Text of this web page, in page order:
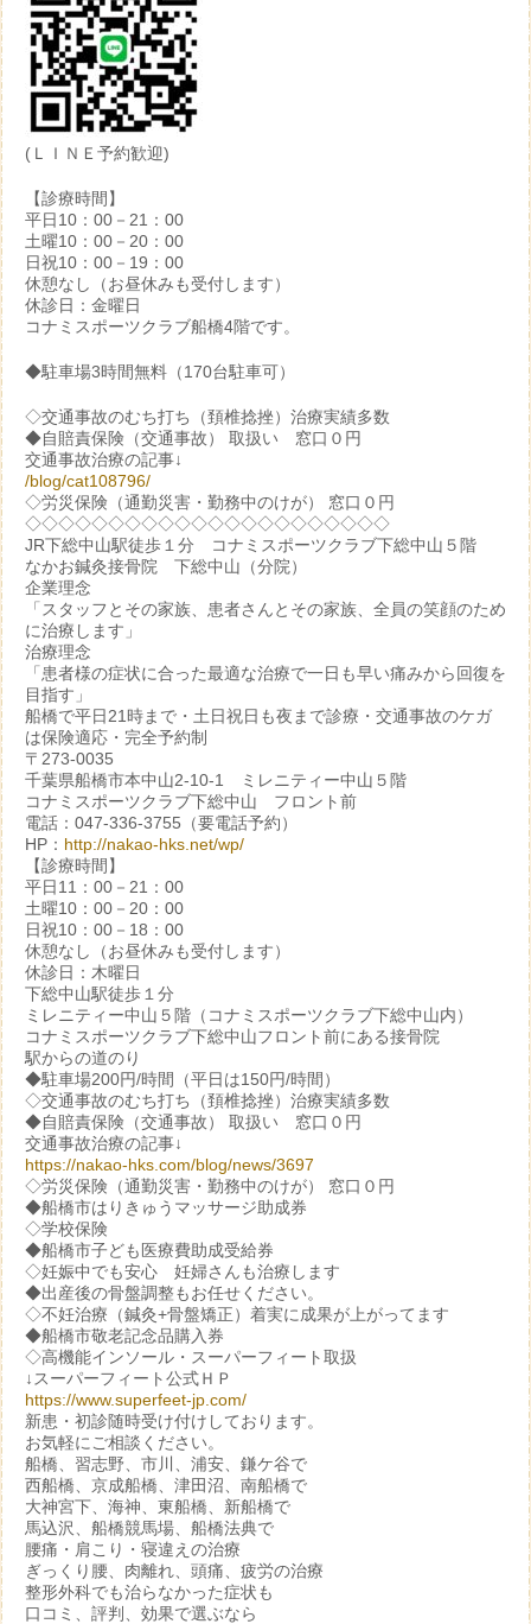
(ＬＩＮＥ予約歓迎)
【診療時間】
平日10：00－21：00
土曜10：00－20：00
日祝10：00－19：00
休憩なし（お昼休みも受付します）
休診日：金曜日
コナミスポーツクラブ船橋4階です。
◆駐車場3時間無料（170台駐車可）
◇交通事故のむち打ち（頚椎捻挫）治療実績多数
◆自賠責保険（交通事故） 取扱い 窓口０円
交通事故治療の記事↓
/blog/cat108796/
◇労災保険（通勤災害・勤務中のけが） 窓口０円
◇◇◇◇◇◇◇◇◇◇◇◇◇◇◇◇◇◇◇◇◇◇
JR下総中山駅徒歩１分 コナミスポーツクラブ下総中山５階
なかお鍼灸接骨院 下総中山（分院）
企業理念
「スタッフとその家族、患者さんとその家族、全員の笑顔のため
に治療します」
治療理念
「患者様の症状に合った最適な治療で一日も早い痛みから回復を
目指す」
船橋で平日21時まで・土日祝日も夜まで診療・交通事故のケガ
は保険適応・完全予約制
〒273-0035
千葉県船橋市本中山2-10-1 ミレニティー中山５階
コナミスポーツクラブ下総中山 フロント前
電話：047-336-3755（要電話予約）
HP： http://nakao-hks.net/wp/
【診療時間】
平日11：00－21：00
土曜10：00－20：00
日祝10：00－18：00
休憩なし（お昼休みも受付します）
休診日：木曜日
下総中山駅徒歩１分
ミレニティー中山５階（コナミスポーツクラブ下総中山内）
コナミスポーツクラブ下総中山フロント前にある接骨院
駅からの道のり
◆駐車場200円/時間（平日は150円/時間）
◇交通事故のむち打ち（頚椎捻挫）治療実績多数
◆自賠責保険（交通事故） 取扱い 窓口０円
交通事故治療の記事↓
https://nakao-hks.com/blog/news/3697
◇労災保険（通勤災害・勤務中のけが） 窓口０円
◆船橋市はりきゅうマッサージ助成券
◇学校保険
◆船橋市子ども医療費助成受給券
◇妊娠中でも安心 妊婦さんも治療します
◆出産後の骨盤調整もお任せください。
◇不妊治療（鍼灸+骨盤矯正）着実に成果が上がってます
◆船橋市敬老記念品購入券
◇高機能インソール・スーパーフィート取扱
↓スーパーフィート公式ＨＰ
https://www.superfeet-jp.com/
新患・初診随時受け付けしております。
お気軽にご相談ください。
船橋、習志野、市川、浦安、鎌ケ谷で
西船橋、京成船橋、津田沼、南船橋で
大神宮下、海神、東船橋、新船橋で
馬込沢、船橋競馬場、船橋法典で
腰痛・肩こり・寝違えの治療
ぎっくり腰、肉離れ、頭痛、疲労の治療
整形外科でも治らなかった症状も
口コミ、評判、効果で選ぶなら